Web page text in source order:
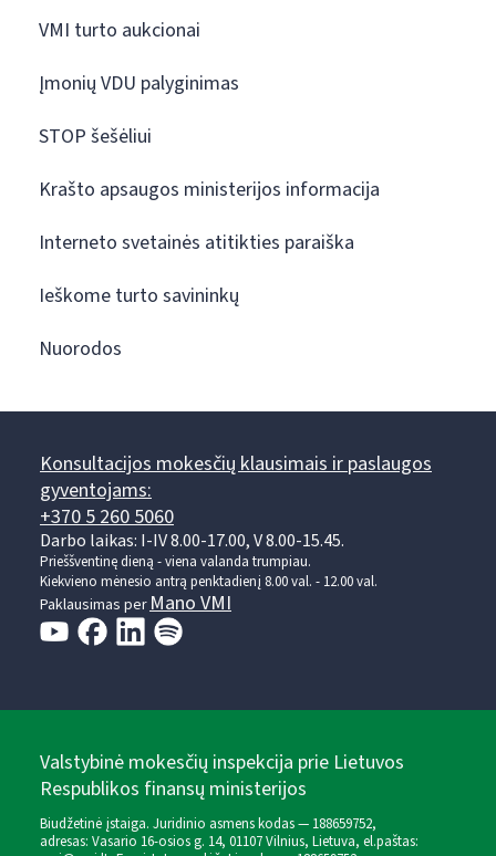
VMI turto aukcionai
Įmonių VDU palyginimas
STOP šešėliui
Krašto apsaugos ministerijos informacija
Interneto svetainės atitikties paraiška
Ieškome turto savininkų
Nuorodos
Konsultacijos mokesčių klausimais ir paslaugos
gyventojams:
+370 5 260 5060
Darbo laikas: I-IV 8.00-17.00, V 8.00-15.45.
Prieššventinę dieną - viena valanda trumpiau.
Kiekvieno mėnesio antrą penktadienį 8.00 val. - 12.00 val.
Paklausimas perMano VMI
Valstybinė mokesčių inspekcija prie Lietuvos
Respublikos finansų ministerijos
Biudžetinė įstaiga. Juridinio asmens kodas — 188659752,
adresas: Vasario 16-osios g. 14, 01107 Vilnius, Lietuva, el.paštas: